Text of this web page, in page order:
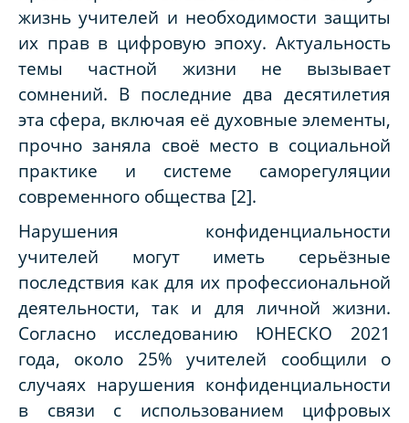
жизнь учителей и необходимости защиты
их прав в цифровую эпоху. Актуальность
темы частной жизни не вызывает
сомнений. В последние два десятилетия
эта сфера, включая её духовные элементы,
прочно заняла своё место в социальной
практике и системе саморегуляции
современного общества [2].
Нарушения конфиденциальности
учителей могут иметь серьёзные
последствия как для их профессиональной
деятельности, так и для личной жизни.
Согласно исследованию ЮНЕСКО 2021
года, около 25% учителей сообщили о
случаях нарушения конфиденциальности
в связи с использованием цифровых